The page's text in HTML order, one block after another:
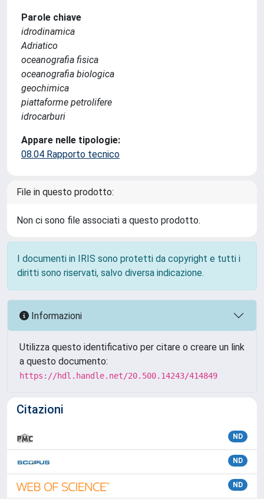
Parole chiave
idrodinamica
Adriatico
oceanografia fisica
oceanografia biologica
geochimica
piattaforme petrolifere
idrocarburi
Appare nelle tipologie:
08.04 Rapporto tecnico
File in questo prodotto:
Non ci sono file associati a questo prodotto.
I documenti in IRIS sono protetti da copyright e tutti i
diritti sono riservati, salvo diversa indicazione.
Informazioni
Utilizza questo identificativo per citare o creare un link
a questo documento:
https://hdl.handle.net/20.500.14243/414849
Citazioni
ND
ND
ND